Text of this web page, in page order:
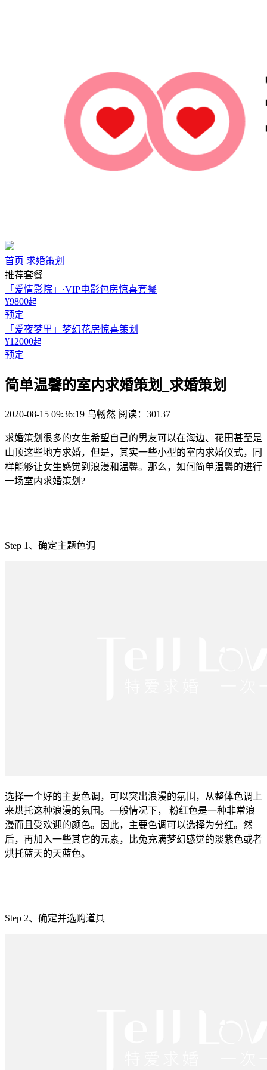
首页 求婚策划
推荐套餐
「爱情影院」·VIP电影包房惊喜套餐
¥9800起
预定
「爱夜梦里」梦幻花房惊喜策划
¥12000起
预定
简单温馨的室内求婚策划_求婚策划
2020-08-15 09:36:19 乌畅然 阅读：30137
求婚策划很多的女生希望自己的男友可以在海边、花田甚至是
山顶这些地方求婚，但是，其实一些小型的室内求婚仪式，同
样能够让女生感觉到浪漫和温馨。那么，如何简单温馨的进行
一场室内求婚策划?
Step 1、确定主题色调
选择一个好的主要色调，可以突出浪漫的氛围，从整体色调上
来烘托这种浪漫的氛围。一般情况下， 粉红色是一种非常浪
漫而且受欢迎的颜色。因此，主要色调可以选择为分红。然
后，再加入一些其它的元素，比兔充满梦幻感觉的淡紫色或者
烘托蓝天的天蓝色。
Step 2、确定并选购道具